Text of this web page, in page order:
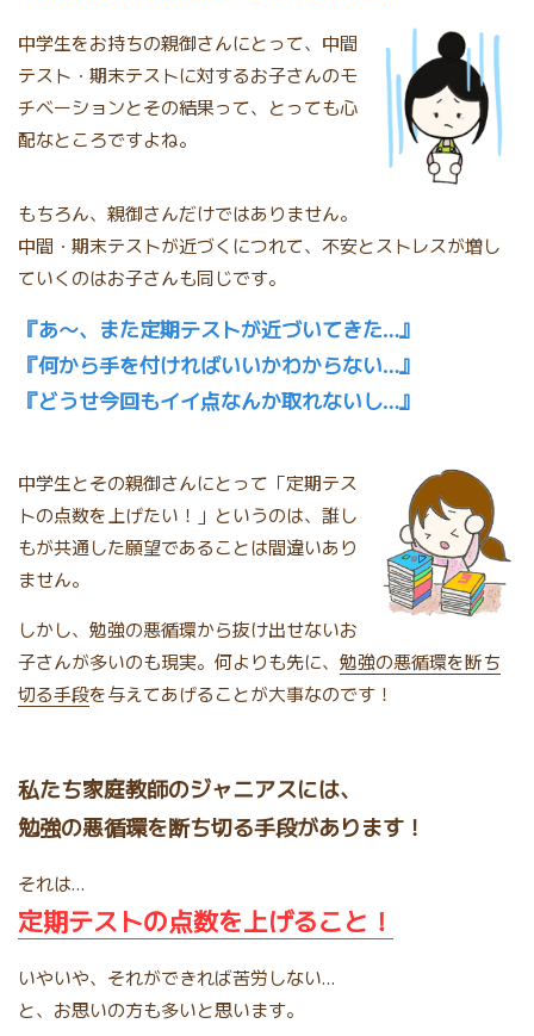
中学生をお持ちの親御さんにとって、中間
テスト・期末テストに対するお子さんのモ
チベーションとその結果って、とっても心
配なところですよね。
もちろん、親御さんだけではありません。
中間・期末テストが近づくにつれて、不安とストレスが増し
ていくのはお子さんも同じです。
『あ～、また定期テストが近づいてきた…』
『何から手を付ければいいかわからない…』
『どうせ今回もイイ点なんか取れないし…』
中学生とその親御さんにとって「定期テス
トの点数を上げたい！」というのは、誰し
もが共通した願望であることは間違いあり
ません。
しかし、勉強の悪循環から抜け出せないお
子さんが多いのも現実。何よりも先に、 勉強の悪循環を断ち
切る手段を与えてあげることが大事なのです！
私たち家庭教師のジャニアスには、
勉強の悪循環を断ち切る手段があります！
それは…
定期テストの点数を上げること！
いやいや、それができれば苦労しない…
と、お思いの方も多いと思います。